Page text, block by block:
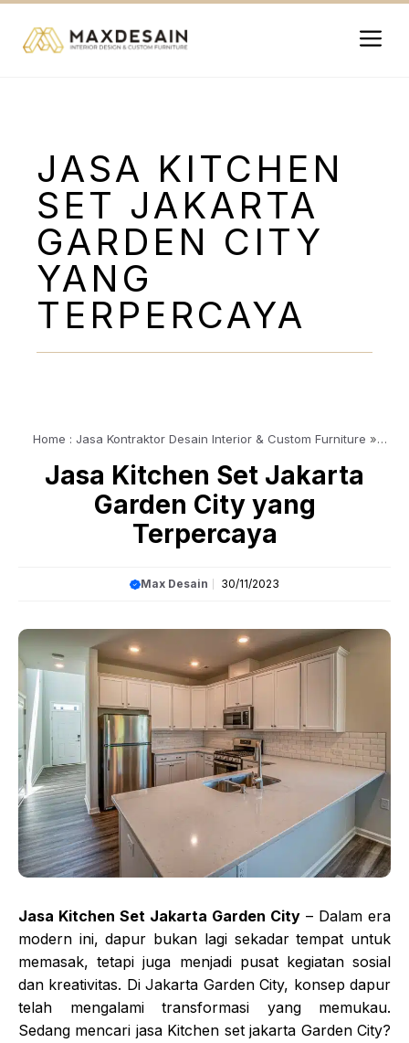
JASA KITCHEN
SET JAKARTA
GARDEN CITY
YANG
TERPERCAYA
Home : Jasa Kontraktor Desain Interior & Custom Furniture »
Jasa Kitchen Set Jakarta
Garden City yang
Terpercaya
Max Desain 30/11/2023
Jasa Kitchen Set Jakarta Garden City – Dalam era
modern ini, dapur bukan lagi sekadar tempat untuk
memasak, tetapi juga menjadi pusat kegiatan sosial
dan kreativitas. Di Jakarta Garden City, konsep dapur
telah mengalami transformasi yang memukau.
Sedang mencari jasa Kitchen set jakarta Garden City?